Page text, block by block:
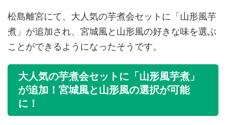
松島離宮にて、大人気の芋煮会セットに「山形風芋
煮」が追加され、宮城風と山形風の好きな味を選ぶ
ことができるようになったそうです。
大人気の芋煮会セットに「山形風芋煮」
が追加！宮城風と山形風の選択が可能
に！